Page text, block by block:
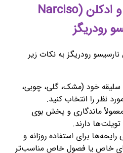
راهنمای خرید عطر و ادکلن (Narciso
رودریگز به نکات زیر
سلیقه خود (مشک، گلی، چوبی،
نظر را انتخاب کنید.
ماندگاری و پخش بوی
دارند.
رایحه‌ها برای استفاده روزانه و
خاص یا فصول خاص مناسب‌تر